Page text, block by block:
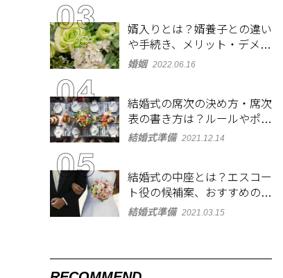
婿入りとは？婿養子との違い
や手続き、メリット・デメリ
ットを紹介
婚姻 2022.06.16
結婚式の席次の決め方・席次
表の書き方は？ルールやポイ
ントをチェック
結婚式準備 2021.12.14
結婚式の中座とは？エスコー
ト役の候補案、おすすめの演
出やBGMも紹介
結婚式準備 2021.03.15